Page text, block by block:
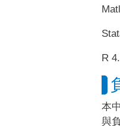
R
本
與